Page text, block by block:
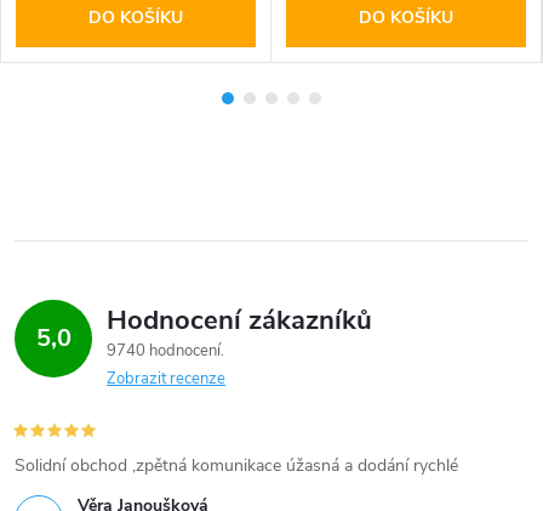
DO KOŠÍKU DO KOŠÍKU
5,0 Hodnocení zákazníků
9740 hodnocení
Zobrazit recenze
Věra Janoušková
Solidní obchod ,zpětná komunikace úžasná a dodání rychlé